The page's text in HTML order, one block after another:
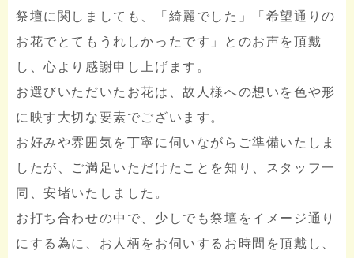
祭壇に関しましても、「綺麗でした」「希望通りの
お花でとてもうれしかったです」とのお声を頂戴
し、心より感謝申し上げます。
お選びいただいたお花は、故人様への想いを色や形
に映す大切な要素でございます。
お好みや雰囲気を丁寧に伺いながらご準備いたしま
したが、ご満足いただけたことを知り、スタッフ一
同、安堵いたしました。
お打ち合わせの中で、少しでも祭壇をイメージ通り
にする為に、お人柄をお伺いするお時間を頂戴し、